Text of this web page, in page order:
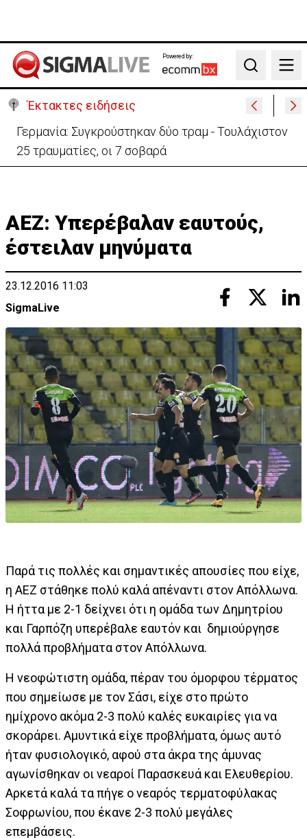
Powered by:
Search
Έκτακτες ειδήσεις
Αυτά είναι τα νέα Διοικητικά Συμβούλια των
Ημικρατικών Οργανισμών
ΑΕΖ: Υπερέβαλαν εαυτούς,
έστειλαν μηνύματα
23.12.2016 11:03
SigmaLive
Παρά τις πολλές και σημαντικές απουσίες που είχε,
η ΑΕΖ στάθηκε πολύ καλά απέναντι στον Απόλλωνα.
Η ήττα με 2-1 δείχνει ότι η ομάδα των Δημητρίου
και Γαρπόζη υπερέβαλε εαυτόν και δημιούργησε
πολλά προβλήματα στον Απόλλωνα.
Η νεοφώτιστη ομάδα, πέραν του όμορφου τέρματος
που σημείωσε με τον Σάσι, είχε στο πρώτο
ημίχρονο ακόμα 2-3 πολύ καλές ευκαιρίες για να
σκοράρει. Αμυντικά είχε προβλήματα, όμως αυτό
ήταν φυσιολογικό, αφού στα άκρα της άμυνας
αγωνίσθηκαν οι νεαροί Παρασκευά και Ελευθερίου.
Αρκετά καλά τα πήγε ο νεαρός τερματοφύλακας
Σοφρωνίου, που έκανε 2-3 πολύ μεγάλες
επεμβάσεις.